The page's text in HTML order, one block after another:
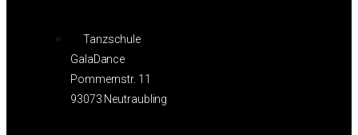
Tanzschule
GalaDance
Pommernstr. 11
93073 Neutraubling